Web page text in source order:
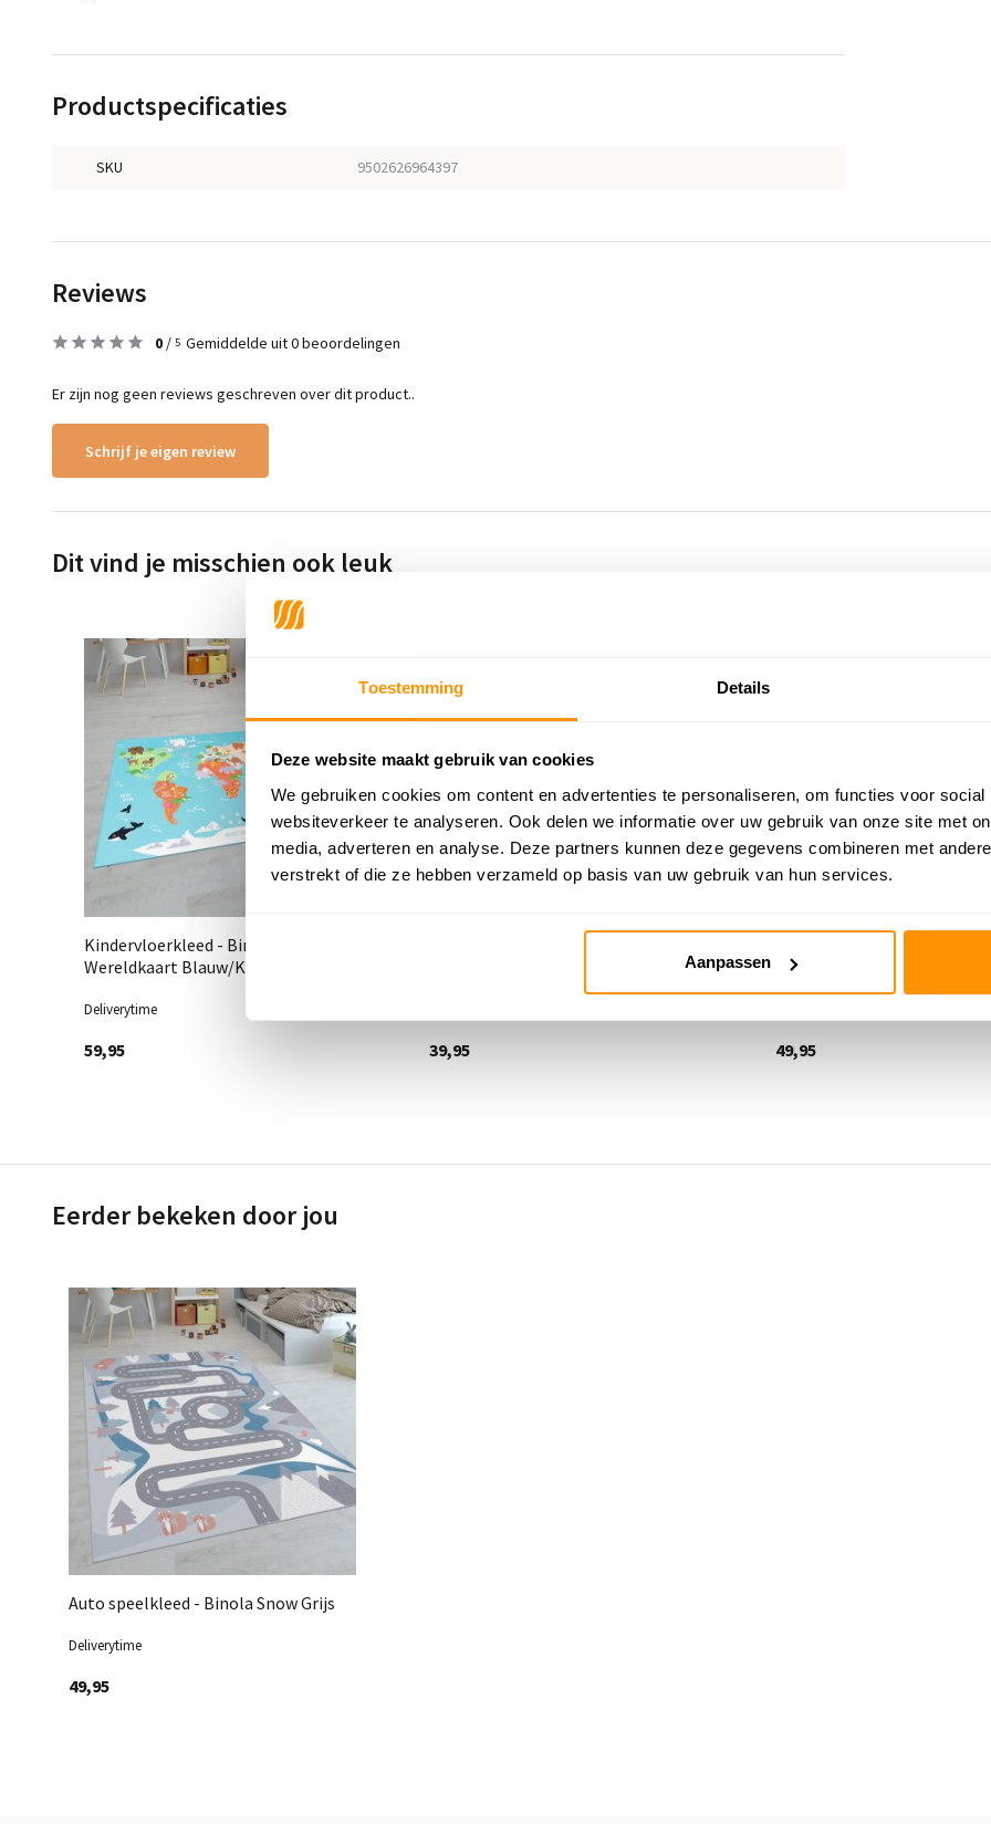
Toestemming Details
Deze website maakt gebruik van cookies
We gebruiken cookies om content en advertenties te personaliseren, om functies voor
websiteverkeer te analyseren. Ook delen we informatie over uw gebruik van onze site met
media, adverteren en analyse. Deze partners kunnen deze gegevens combineren met
verstrekt of die ze hebben verzameld op basis van uw gebruik van hun services.
Aanpassen
Productspecificaties
SKU 9502626964397
Reviews
0 / 5 Gemiddelde uit 0 beoordelingen
Er zijn nog geen reviews geschreven over dit product..
Schrijf je eigen review
Dit vind je misschien ook leuk
Kindervloerkleed - Binola
Wereldkaart Blauw/Kleurrijk
Deliverytime
59,95 39,95 49,95
Eerder bekeken door jou
Auto speelkleed - Binola Snow Grijs
Deliverytime
49,95